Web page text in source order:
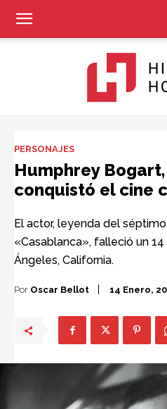
PERSONAJES
Humphrey
conquistó el cine
El actor, leyenda del
«Casablanca», falleció un
Ángeles, California.
Por Oscar Bellot 14 Enero,